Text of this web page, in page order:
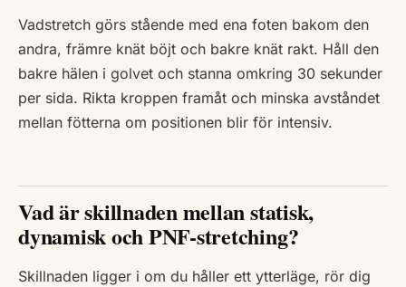
Vadstretch görs stående med ena foten bakom den
andra, främre knät böjt och bakre knät rakt. Håll den
bakre hälen i golvet och stanna omkring 30 sekunder
per sida. Rikta kroppen framåt och minska avståndet
mellan fötterna om positionen blir för intensiv.
Vad är skillnaden mellan statisk,
dynamisk och PNF-stretching?
Skillnaden ligger i om du håller ett ytterläge, rör dig